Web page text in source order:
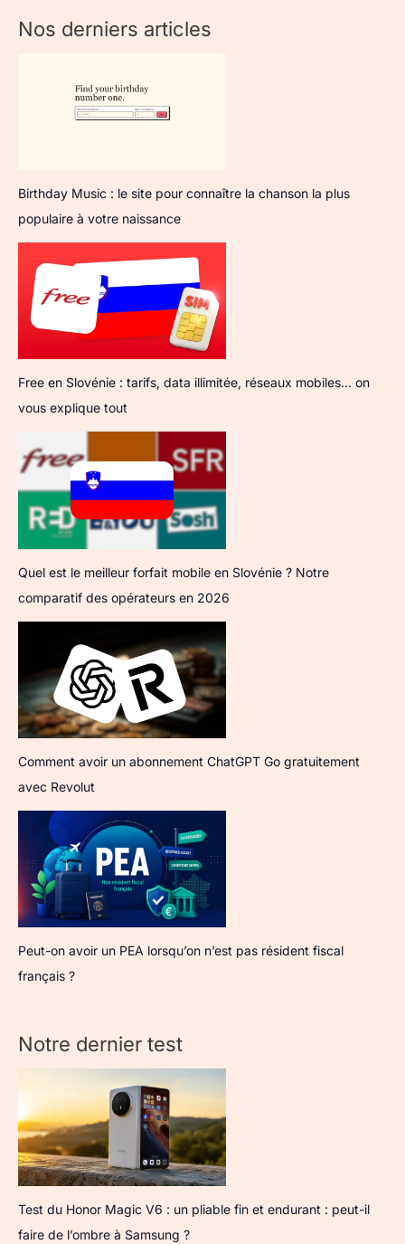
Nos derniers articles
Birthday Music : le site pour connaître la chanson la plus
populaire à votre naissance
Free en Slovénie : tarifs, data illimitée, réseaux mobiles… on
vous explique tout
Quel est le meilleur forfait mobile en Slovénie ? Notre
comparatif des opérateurs en 2026
Comment avoir un abonnement ChatGPT Go gratuitement
avec Revolut
Peut-on avoir un PEA lorsqu’on n’est pas résident fiscal
français ?
Notre dernier test
Test du Honor Magic V6 : un pliable fin et endurant : peut-il
faire de l’ombre à Samsung ?